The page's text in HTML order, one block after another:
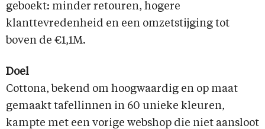
geboekt: minder retouren, hogere
klanttevredenheid en een omzetstijging tot
boven de €1,1M.
Doel
Cottona, bekend om hoogwaardig en op maat
gemaakt tafellinnen in 60 unieke kleuren,
kampte met een vorige webshop die niet aansloot